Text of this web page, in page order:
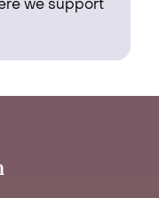
we support